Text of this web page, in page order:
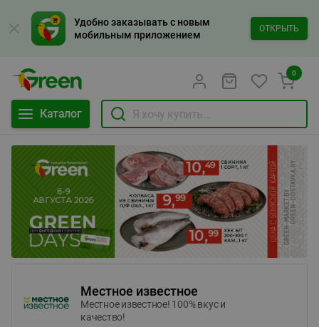
Удобно заказывать с новым
мобильным приложением
ОТКРЫТЬ
Каталог
0
Местное известное
Местное известное! 100% вкус и
качество!